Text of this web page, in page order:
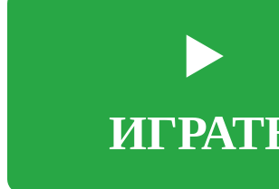
▶️